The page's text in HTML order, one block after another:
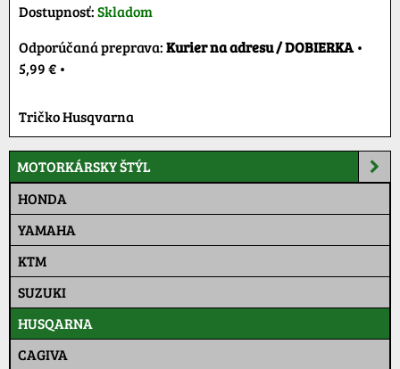
Dostupnosť:Skladom
Kurier na adresu / DOBIERKA•
5,99 € •
Tričko Husqvarna
MOTORKÁRSKY ŠTÝL
HONDA
YAMAHA
KTM
SUZUKI
HUSQARNA
CAGIVA